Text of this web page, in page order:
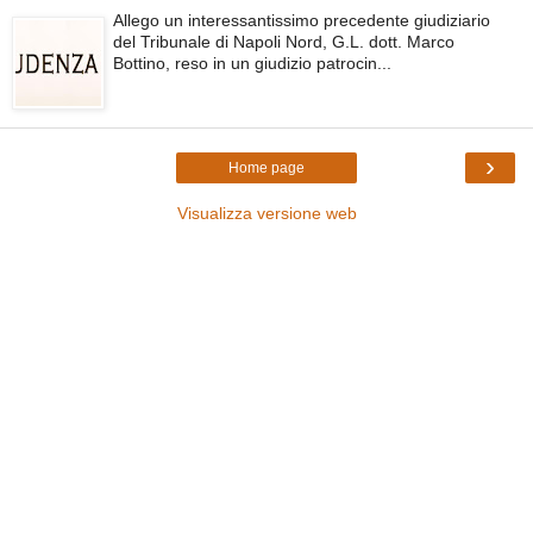
Allego un interessantissimo precedente giudiziario
del Tribunale di Napoli Nord, G.L. dott. Marco
Bottino, reso in un giudizio patrocin...
›
Home page
Visualizza versione web